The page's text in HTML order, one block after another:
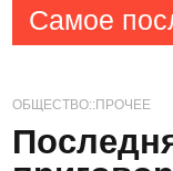
Самое
ОБЩЕСТВО::ПРОЧЕЕ